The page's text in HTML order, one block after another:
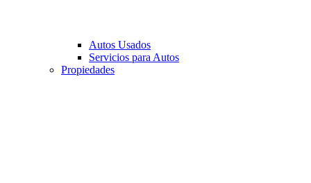
Autos Usados
Servicios para Autos
Propiedades